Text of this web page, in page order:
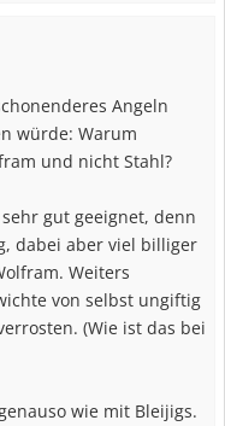
Angeln
würde: Warum
und nicht Stahl?
gut geeignet, denn
dabei aber viel billiger
Weiters
von selbst ungiftig
(Wie ist das bei
wie mit Bleijigs.